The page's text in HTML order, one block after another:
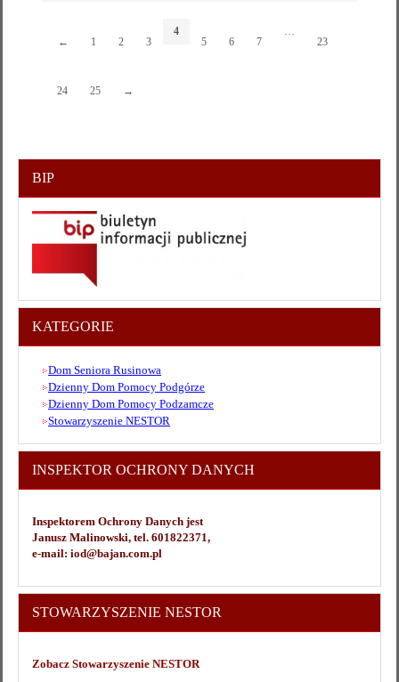
← 1 2 3
4
5
6 7
…
23
24 25 →
BIP
KATEGORIE
Dom Seniora Rusinowa
Dzienny Dom Pomocy Podgórze
Dzienny Dom Pomocy Podzamcze
Stowarzyszenie NESTOR
INSPEKTOR OCHRONY DANYCH
Inspektorem Ochrony Danych jest
Janusz Malinowski, tel. 601822371,
e-mail: iod@bajan.com.pl
STOWARZYSZENIE NESTOR
Zobacz Stowarzyszenie NESTOR